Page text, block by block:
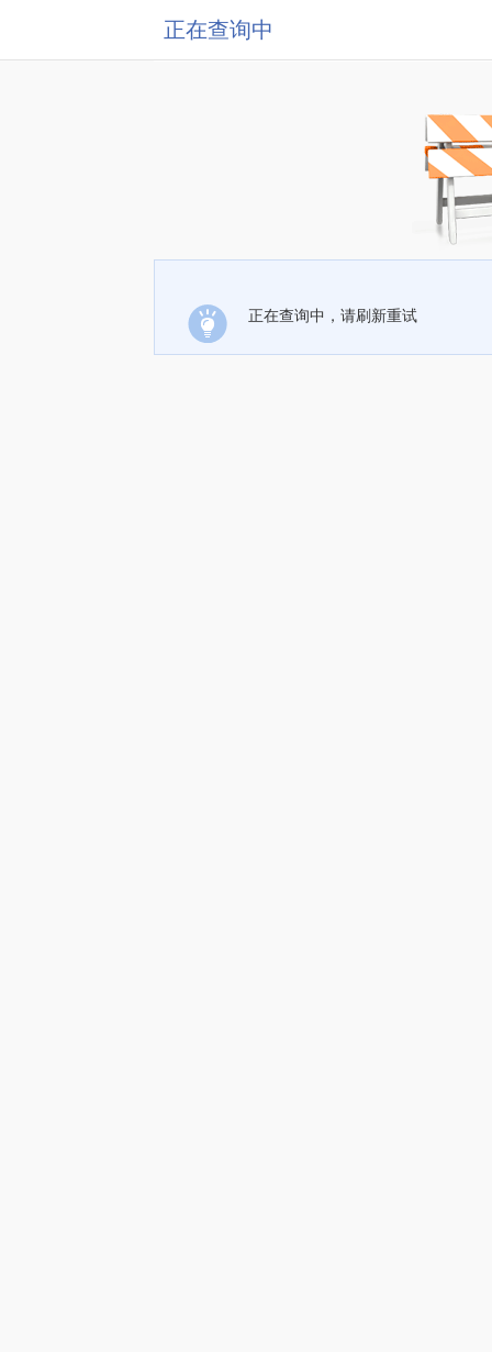
正在查询中
正在查询中，请刷新重试